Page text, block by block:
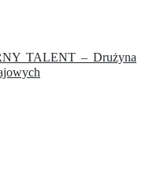
TALENT – Drużyna